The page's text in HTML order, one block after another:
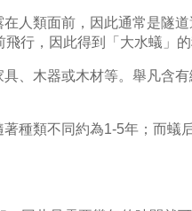
人類面前，因此通常是隧
行，因此得到「大水蟻」的
、木器或木材等。舉凡含
種類不同約為1-5年；而蟻